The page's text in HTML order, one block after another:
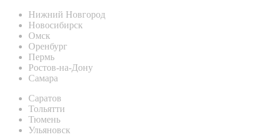
Нижний Новгород
Новосибирск
Омск
Оренбург
Пермь
Ростов-на-Дону
Самара
Саратов
Тольятти
Тюмень
Ульяновск